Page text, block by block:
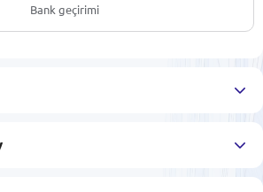
Bank geçirimi